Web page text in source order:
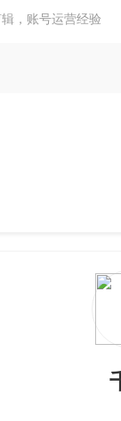
，账号运营经验